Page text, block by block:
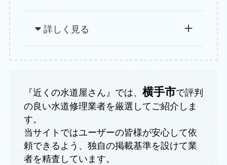
詳しく見る
『近くの水道屋さん』では、 横手市で評判
の良い水道修理業者を厳選してご紹介しま
す。
当サイトではユーザーの皆様が安心して依
頼できるよう、独自の掲載基準を設けて業
者を精査しています。